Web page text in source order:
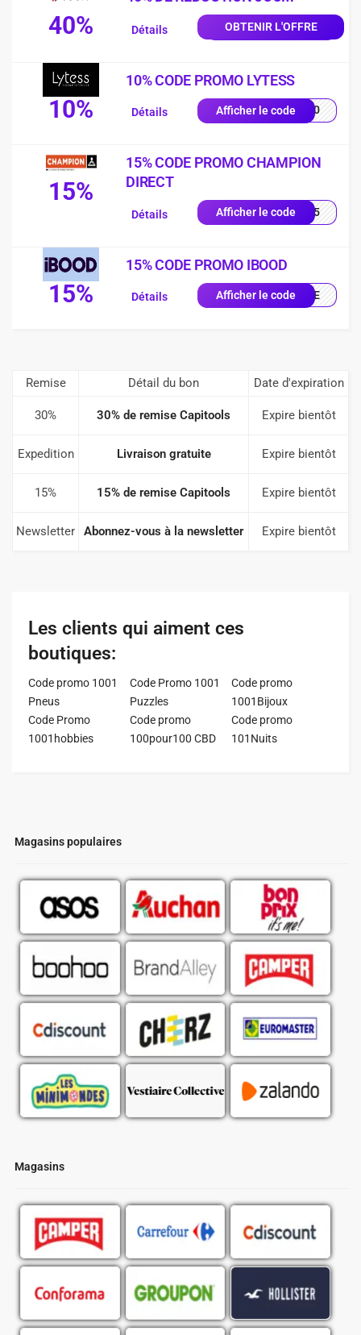
Magasins populaires
Magasins
40% OBTENIR L'OFFRE
Détails
10%
10% CODE PROMO LYTESS
Afficher le codeSS10
Détails
15%
15% CODE PROMO CHAMPION
DIRECT
Afficher le codeUE15
Détails
15%
15% CODE PROMO IBOOD
Afficher le codeIQUE
Détails
Remise Détail du bon Date d'expiration
30% 30% de remise Capitools Expire bientôt
Expedition Livraison gratuite Expire bientôt
15% 15% de remise Capitools Expire bientôt
Newsletter Abonnez-vous à la newsletter Expire bientôt
Les clients qui aiment ces
boutiques:
Code promo 1001
Pneus
Code Promo 1001
Puzzles
Code promo
1001Bijoux
Code Promo
1001hobbies
Code promo
100pour100 CBD
Code promo
101Nuits